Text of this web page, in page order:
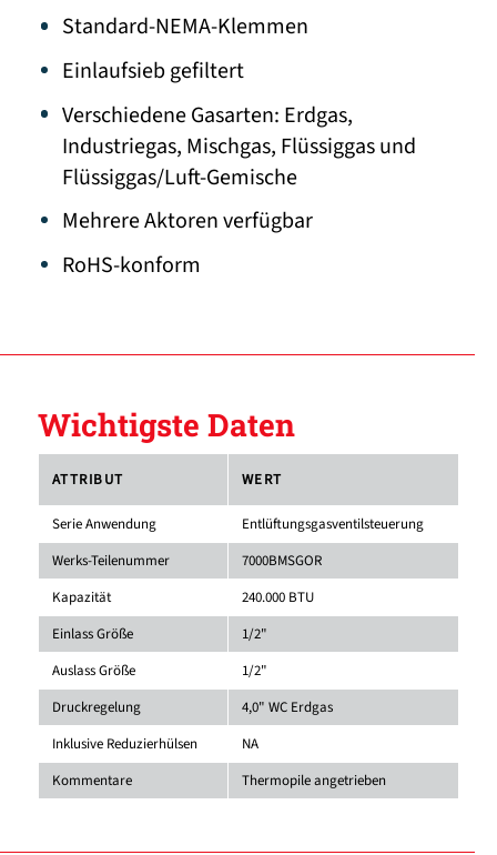
Standard-NEMA-Klemmen
Einlaufsieb gefiltert
Verschiedene Gasarten: Erdgas,
Industriegas, Mischgas, Flüssiggas und
Flüssiggas/Luft-Gemische
Mehrere Aktoren verfügbar
RoHS-konform
Wichtigste Daten
ATTRIBUT WERT
Serie Anwendung
Entlüftungsgasventilsteuerung
Werks-Teilenummer
7000BMSGOR
Kapazität
240.000 BTU
Einlass Größe
1/2"
Auslass Größe
1/2"
Druckregelung
4,0" WC Erdgas
Inklusive Reduzierhülsen
NA
Kommentare
Thermopile angetrieben